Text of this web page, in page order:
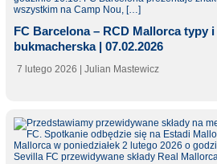
FC Barcelona – RCD Mallorca typy
bukmacherska | 07.02.2026
7 lutego 2026 | Julian Mastewicz